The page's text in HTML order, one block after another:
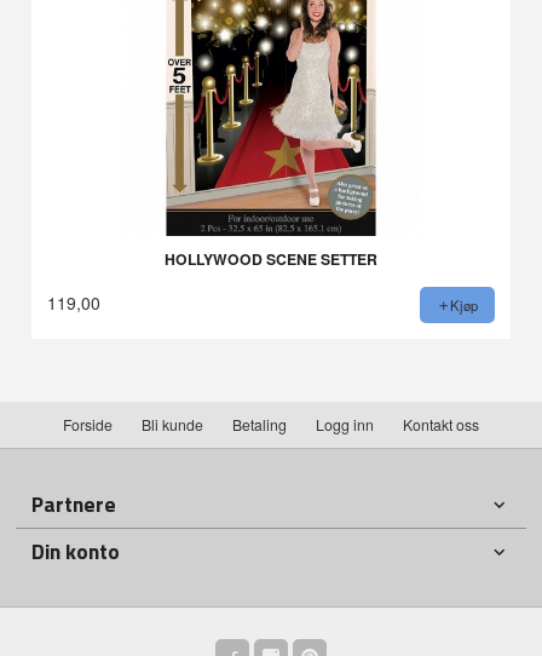
HOLLYWOOD SCENE SETTER
119,00 Kjøp
Forside Bli kunde Betaling Logg inn Kontakt oss
Partnere
Din konto